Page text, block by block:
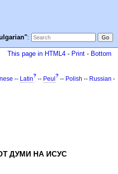
:
This page in HTML4 - Print - Bottom
-- Latin? -- Peul ? -- Polish -- Russian -
ДУМИ НА ИСУС